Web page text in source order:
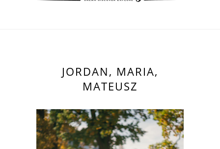
JORDAN, MARIA,
MATEUSZ